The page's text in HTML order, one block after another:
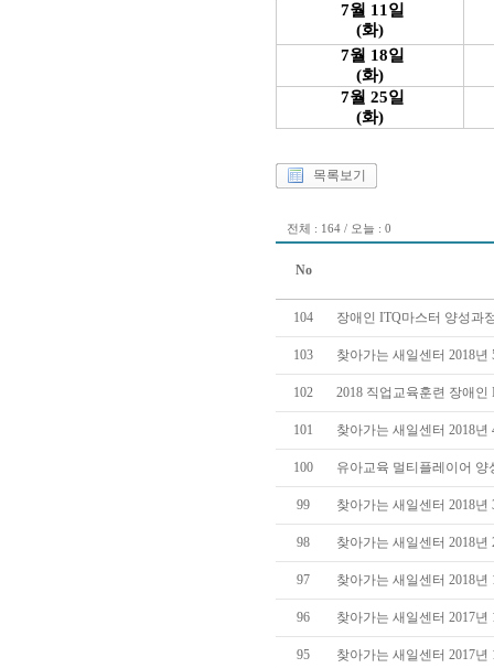
7월 11일
(화)
7월 18일
(화)
7월 25일
(화)
목록보기
전체 : 164 / 오늘 : 0
No
104 장애인 ITQ마스터 양성과
103 찾아가는 새일센터 2018년
102 2018 직업교육훈련 장애
101 찾아가는 새일센터 2018년
100 유아교육 멀티플레이어
99 찾아가는 새일센터 2018년
98 찾아가는 새일센터 2018년
97 찾아가는 새일센터 2018년
96 찾아가는 새일센터 2017년
95 찾아가는 새일센터 2017년